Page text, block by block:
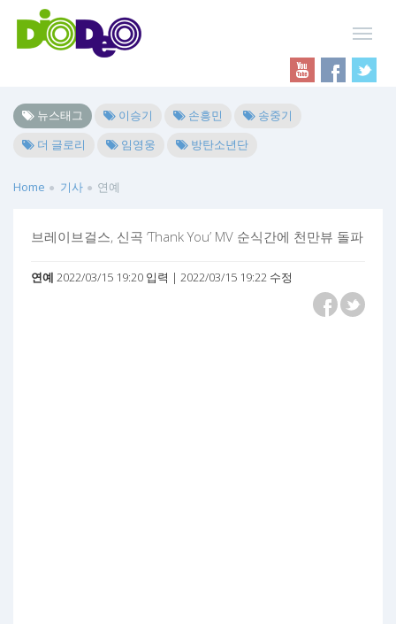
뉴스태그 이승기 손흥민
송중기
더 글로리
임영웅 방탄소년단
Home 기사 연예
브레이브걸스, 신곡 ‘Thank You’ MV 순식간에 천만뷰 돌파
연예 2022/03/15 19:20 입력 | 2022/03/15 19:22 수정